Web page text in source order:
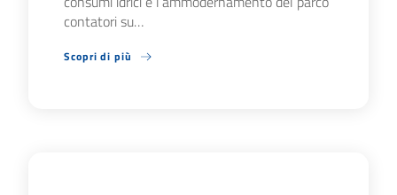
contatori su…
Scopri di più